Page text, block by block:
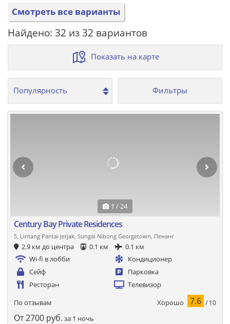
Смотреть все варианты
Найдено: 32 из 32 вариантов
Показать на карте
Фильтры
1 / 24
Century Bay Private Residences
5, Lintang Pantai Jerjak, Sungai Nibong Georgetown, Пенанг
2.9 км до центра 0.1 км
0.1 км
Wi-fi в лобби
Кондиционер
Сейф
Парковка
Ресторан
Телевизор
По отзывам Хорошо 7.6 / 10
От2700 руб. за 1 ночь